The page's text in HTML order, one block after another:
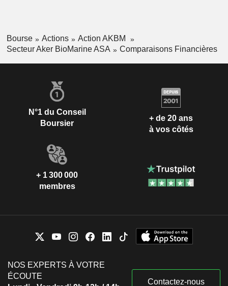
Bourse Actions
Action AKBM
Secteur Aker BioMarine ASA
Comparaisons Financières
N°1 du Conseil
Boursier
+ de 20 ans
à vos côtés
+ 1 300 000
membres
NOS EXPERTS À VOTRE
ÉCOUTE
Contactez-nous